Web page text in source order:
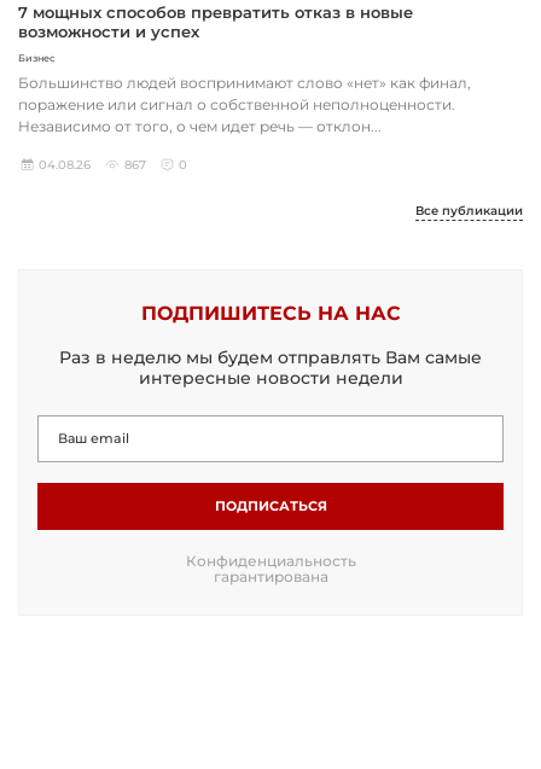
7 мощных способов превратить отказ в новые
возможности и успех
Бизнес
Большинство людей воспринимают слово «нет» как финал,
поражение или сигнал о собственной неполноценности.
Независимо от того, о чем идет речь — отклон...
04.08.26 867 0
Все публикации
ПОДПИШИТЕСЬ НА НАС
Раз в неделю мы будем отправлять Вам самые
интересные новости недели
ПОДПИСАТЬСЯ
Конфиденциальность
гарантирована